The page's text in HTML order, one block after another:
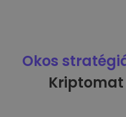
Okos